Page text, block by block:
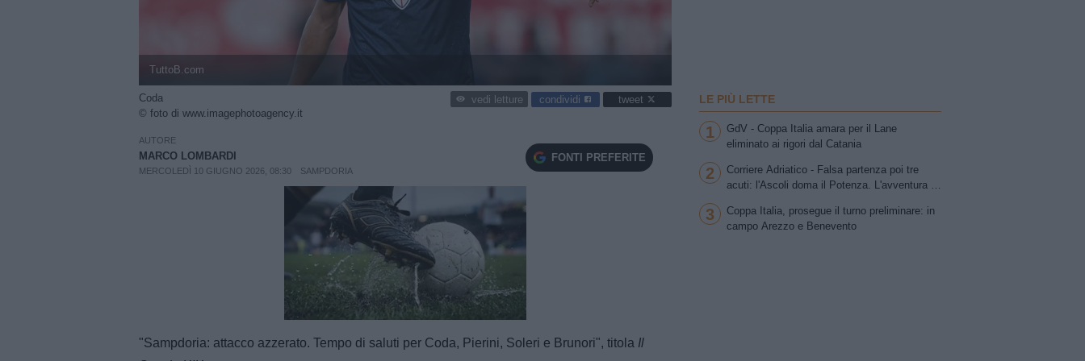
TuttoB.com
Coda
© foto di www.imagephotoagency.it
vedi letture condividi tweet
AUTORE
MARCO LOMBARDI
MERCOLEDÌ 10 GIUGNO 2026, 08:30 SAMPDORIA
FONTI PREFERITE
Unmute
100.00%
"Sampdoria: attacco azzerato. Tempo di saluti per Coda, Pierini, Soleri e Brunori", titola Il
LE PIÙ LETTE
1
GdV - Coppa Italia amara per il Lane
eliminato ai rigori dal Catania
2
Corriere Adriatico - Falsa partenza poi tre
acuti: l'Ascoli doma il Potenza. L'avventura in
il Genoa
3
Coppa Italia, prosegue il turno preliminare: in
campo Arezzo e Benevento